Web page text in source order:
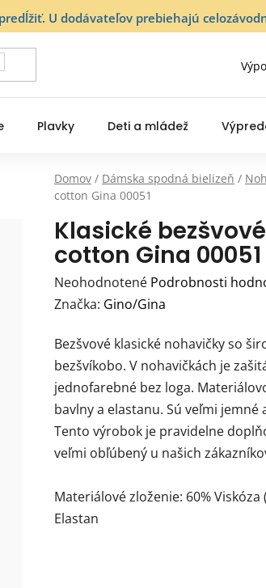
U dodávateľov prebiehajú
Plavky Deti a mládež
Domov / Dámska spodná bielizeň /
cotton Gina 00051
Klasické
cotton Gina 00051
Priemerné
hodnotenie
je
0,0
z
5
hviezdičiek.
Neohodnotené Podrobnosti
Značka: Gino/Gina
Bezšvové klasické nohavičky so
bezšvíkobo. V nohavičkách je
jednofarebné bez loga.
bavlny a elastanu. Sú veľmi
Tento výrobok je pravidelne
veľmi obľúbený u našich
Materiálové zloženie: 60% Viskóza
Elastan